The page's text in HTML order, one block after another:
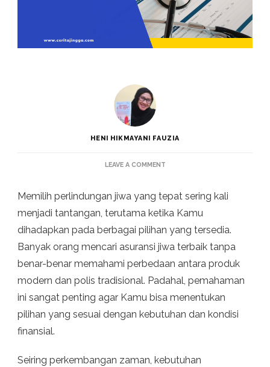
HENI HIKMAYANI FAUZIA
LEAVE A COMMENTON
JIWA
DAN
POLIS
Memilih perlindungan jiwa yang tepat sering kali
menjadi tantangan, terutama ketika Kamu
dihadapkan pada berbagai pilihan yang tersedia.
Banyak orang mencari asuransi jiwa terbaik tanpa
benar-benar memahami perbedaan antara produk
modern dan polis tradisional. Padahal, pemahaman
ini sangat penting agar Kamu bisa menentukan
pilihan yang sesuai dengan kebutuhan dan kondisi
finansial.
Seiring perkembangan zaman, kebutuhan